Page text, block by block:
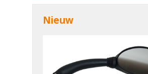
Nieuw